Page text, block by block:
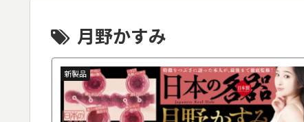
月野かすみ
新製品